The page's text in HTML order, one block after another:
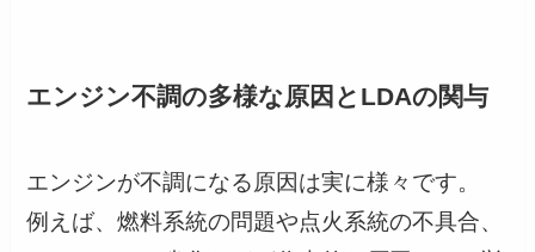
エンジン不調の多様な原因とLDAの関与
エンジンが不調になる原因は実に様々です。
例えば、燃料系統の問題や点火系統の不具合、